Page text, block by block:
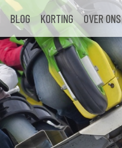
BLOG KORTING OVER ONS